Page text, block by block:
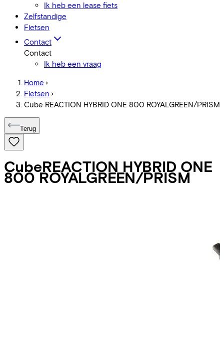
Ik heb een lease fiets
Zelfstandige
Fietsen
Contact
Contact
Ik heb een vraag
Home->
Fietsen->
Cube REACTION HYBRID ONE 800 ROYALGREEN/PRISM
Terug
CubeREACTION HYBRID ONE
800 ROYALGREEN/PRISM